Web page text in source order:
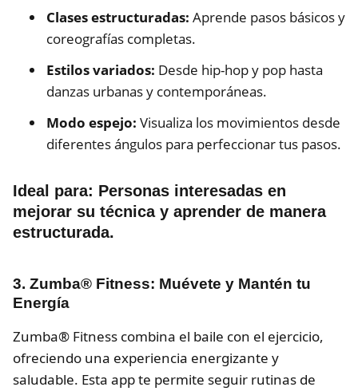
Clases estructuradas: Aprende pasos básicos y
coreografías completas.
Estilos variados: Desde hip-hop y pop hasta
danzas urbanas y contemporáneas.
Modo espejo: Visualiza los movimientos desde
diferentes ángulos para perfeccionar tus pasos.
Ideal para: Personas interesadas en
mejorar su técnica y aprender de manera
estructurada.
3. Zumba® Fitness: Muévete y Mantén tu
Energía
Zumba® Fitness combina el baile con el ejercicio,
ofreciendo una experiencia energizante y
saludable. Esta app te permite seguir rutinas de